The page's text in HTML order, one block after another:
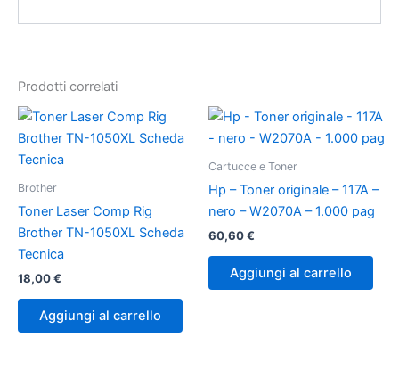
Prodotti correlati
Brother
Toner Laser Comp Rig
Brother TN-1050XL Scheda
Tecnica
18,00€
Aggiungi al carrello
Cartucce e Toner
Hp – Toner originale – 117A –
nero – W2070A – 1.000 pag
60,60€
Aggiungi al carrello